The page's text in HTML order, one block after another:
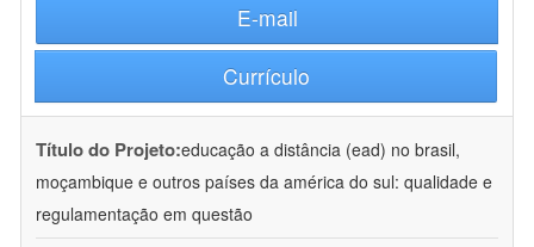
E-mail
Currículo
Título do Projeto:educação a distância (ead) no brasil,
moçambique e outros países da américa do sul: qualidade e
regulamentação em questão